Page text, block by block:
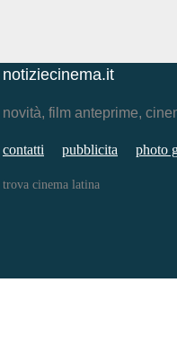
notiziecinema.it
novità, film anteprime,
contatti pubblicita photo
trova cinema latina